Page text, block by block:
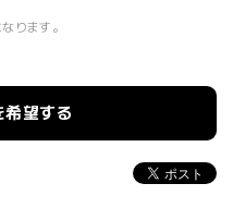
ります。
希望する